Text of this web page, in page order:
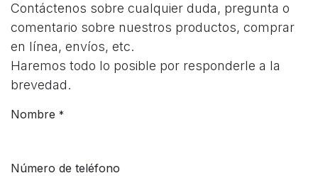
Contáctenos sobre cualquier duda, pregunta o
comentario sobre nuestros productos, comprar
en línea, envíos, etc.
Haremos todo lo posible por responderle a la
brevedad.
Nombre *
Número de teléfono